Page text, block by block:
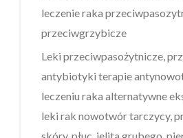
leczenie raka
przeciwgrzybicze
Leki przeciwpasożytnicze,
antybiotyki terapie
leczeniu raka alternatywne
leki rak nowotwór tarczycy,